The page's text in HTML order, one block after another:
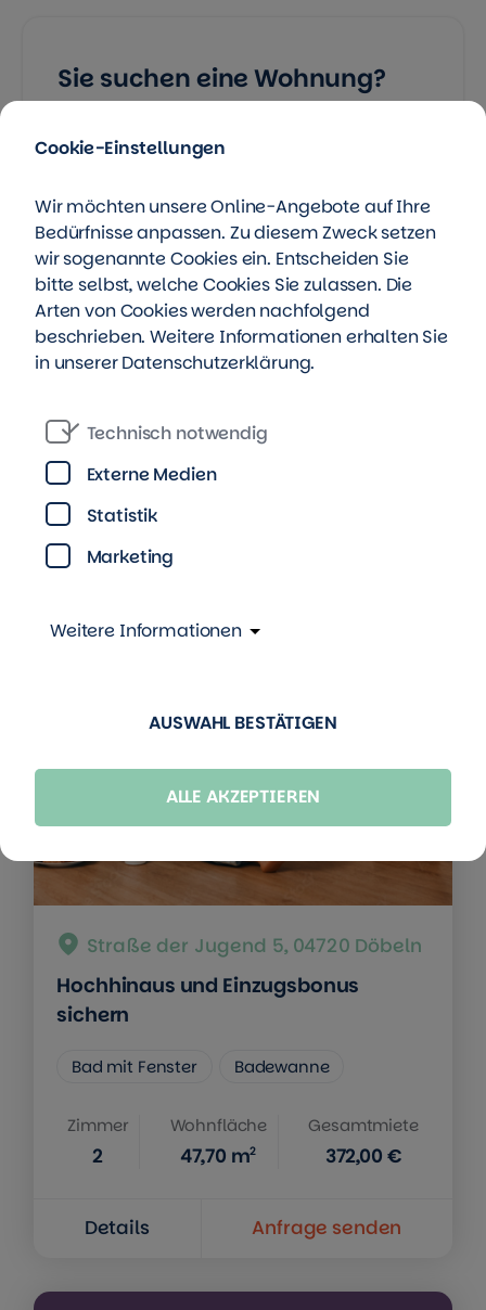
Sie suchen eine Wohnung?
Zuhause finden!
einfach unser Mieterbüro.
Wohnungsangebot
Straße der Jugend 5, 04720 Döbeln
Hochhinaus und Einzugsbonus
sichern
Bad mit Fenster Badewanne
Zimmer
2
Wohnfläche
47,70 m2
Gesamtmiete
372,00 €
Details Anfrage senden
Cookie-Einstellungen
Wir möchten unsere Online-Angebote auf Ihre
Bedürfnisse anpassen. Zu diesem Zweck setzen
wir sogenannte Cookies ein. Entscheiden Sie
bitte selbst, welche Cookies Sie zulassen. Die
Arten von Cookies werden nachfolgend
beschrieben. Weitere Informationen erhalten Sie
in unsererDatenschutzerklärung.
Technisch notwendig
Externe Medien
Statistik
Marketing
Weitere Informationen
AUSWAHL BESTÄTIGEN
ALLE AKZEPTIEREN